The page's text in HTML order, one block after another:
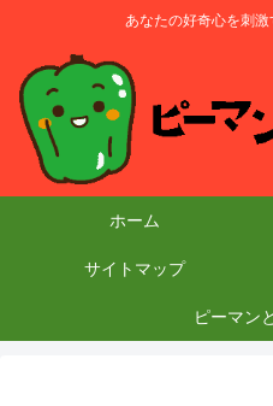
あなたの好奇心を刺激
ホーム
サイトマップ
ピーマン